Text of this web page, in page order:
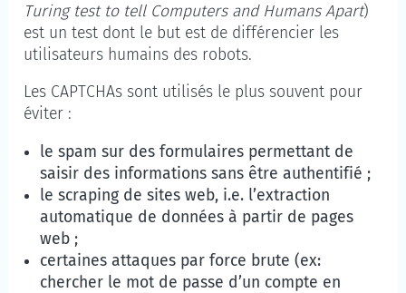
Turing test to tell Computers and Humans Apart)
est un test dont le but est de différencier les
utilisateurs humains des robots.
Les CAPTCHAs sont utilisés le plus souvent pour
éviter :
le spam sur des formulaires permettant de
saisir des informations sans être authentifié ;
le scraping de sites web, i.e. l’extraction
automatique de données à partir de pages
web ;
certaines attaques par force brute (ex:
chercher le mot de passe d’un compte en